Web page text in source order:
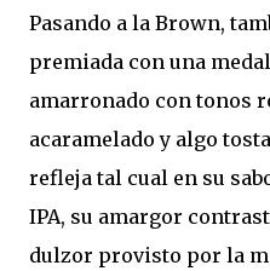
Pasando a la Brown,
premiada con una
amarronado con tonos
acaramelado y algo
refleja tal cual en su
IPA, su amargor
dulzor provisto por la